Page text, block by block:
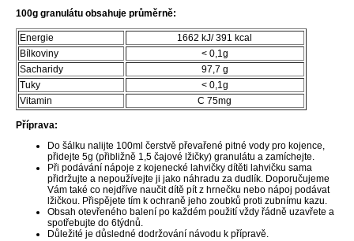
100g granulátu obsahuje průměrně:
Energie
1662 kJ/ 391 kcal
Bílkoviny
< 0,1g
Sacharidy
97,7 g
Tuky
< 0,1g
Vitamin
C 75mg
Příprava:
Do šálku nalijte 100ml čerstvě převařené pitné vody pro kojence,
přidejte 5g (přibližně 1,5 čajové lžičky) granulátu a zamíchejte.
Při podávání nápoje z kojenecké lahvičky dítěti lahvičku sama
přidržujte a nepoužívejte ji jako náhradu za dudlík. Doporučujeme
Vám také co nejdříve naučit dítě pít z hrnečku nebo nápoj podávat
lžičkou. Přispějete tím k ochraně jeho zoubků proti zubnímu kazu.
Obsah otevřeného balení po každém použití vždy řádně uzavřete a
spotřebujte do 6týdnů.
Důležité je důsledné dodržování návodu k přípravě.